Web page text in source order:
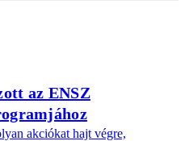
az ENSZ
akciókat hajt végre,